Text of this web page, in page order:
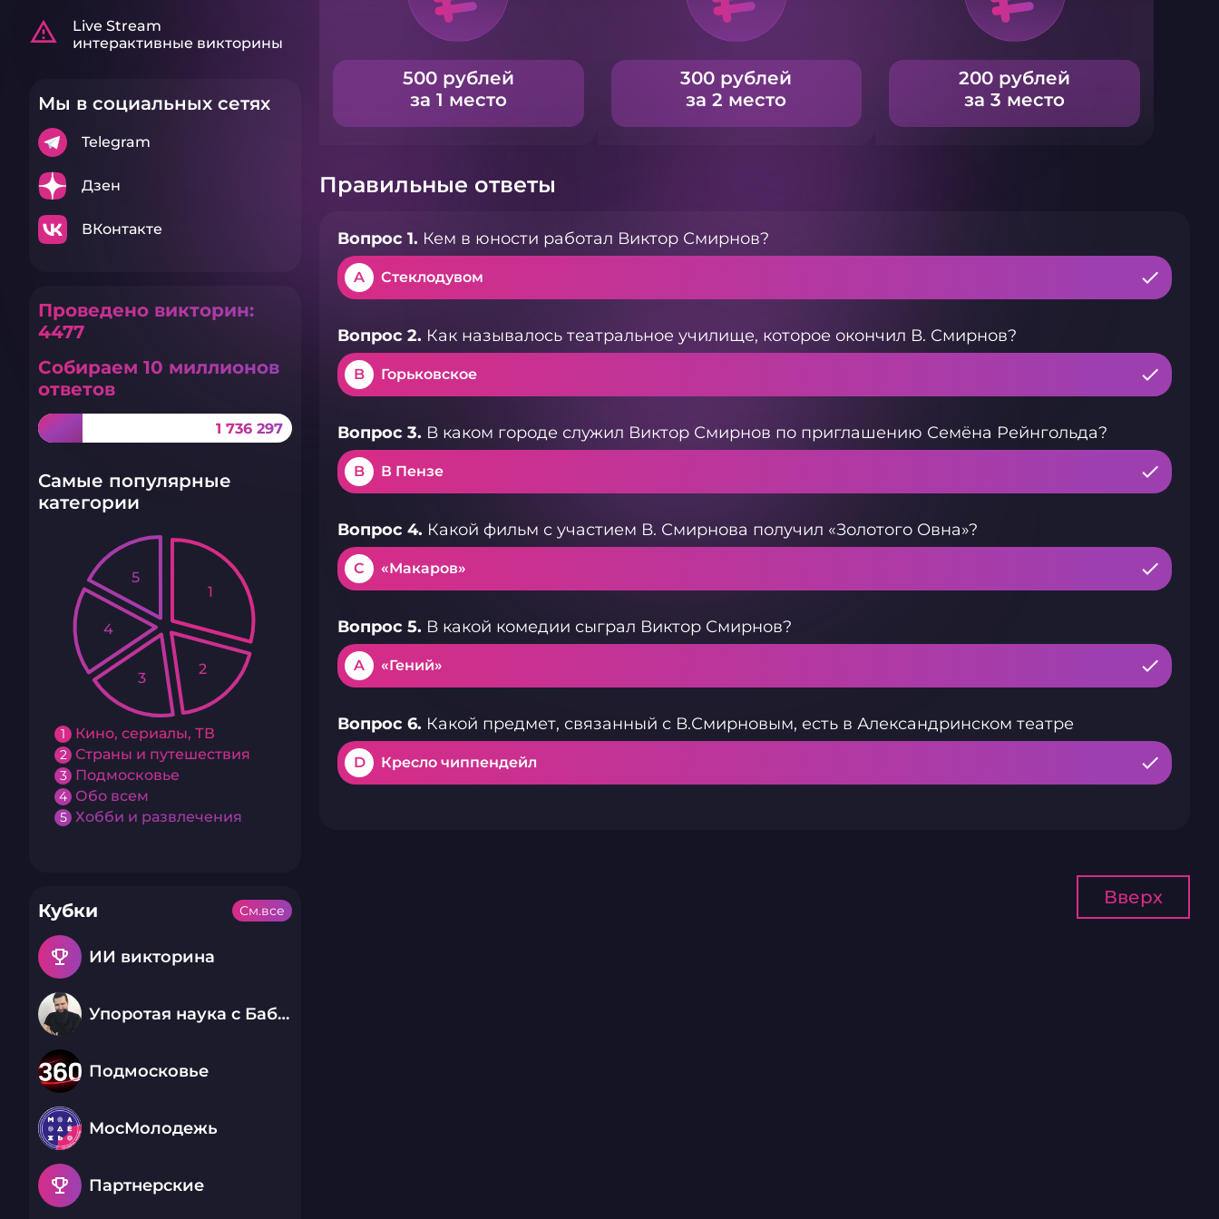
warning_amber
Live Stream
интерактивные викторины
Мы в социальных сетях
Telegram
Дзен
ВКонтакте
Проведено викторин:
4477
Собираем 10 миллионов
ответов
1 736 297
Самые популярные
категории
1 Кино, сериалы, ТВ
2 Страны и путешествия
3 Подмосковье
4 Обо всем
5 Хобби и развлечения
1
2
3
4
5
Кубки
emoji_events ИИ викторина
Упоротая наука с Бабаем Лютым
Подмосковье
МосМолодежь
emoji_events Партнерские
См.все
500 рублей
за 1 место
300 рублей
за 2 место
200 рублей
за 3 место
Правильные ответы
Вопрос 1. Кем в юности работал Виктор Смирнов?
A Стеклодувом
Вопрос 2. Как называлось театральное училище, которое окончил В. Смирнов?
B Горьковское
Вопрос 3. В каком городе служил Виктор Смирнов по приглашению Семёна Рейнгольда?
B В Пензе
Вопрос 4. Какой фильм с участием В. Смирнова получил «Золотого Овна»?
C «Макаров»
Вопрос 5. В какой комедии сыграл Виктор Смирнов?
A «Гений»
Вопрос 6. Какой предмет, связанный с В.Смирновым, есть в Александринском театре
D Кресло чиппендейл
Вверх